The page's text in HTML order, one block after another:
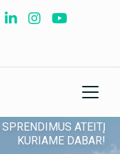
ATEITĮ
KURIAME DABAR!